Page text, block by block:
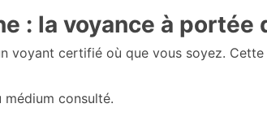
: la voyance à portée
voyant certifié où que vous soyez.
consulté.